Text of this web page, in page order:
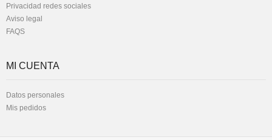
Privacidad redes sociales
Aviso legal
FAQS
MI CUENTA
Datos personales
Mis pedidos